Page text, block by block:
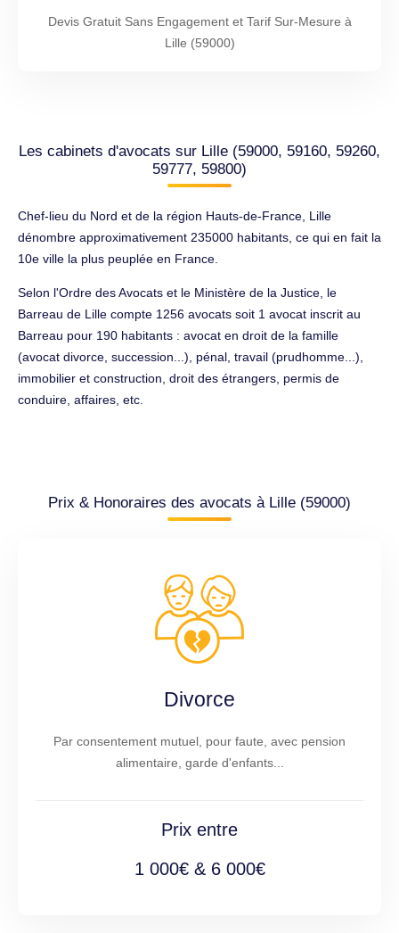
Devis Gratuit Sans Engagement et Tarif Sur-Mesure à
Lille (59000)
Les cabinets d'avocats sur Lille (59000, 59160, 59260,
59777, 59800)
Chef-lieu du Nord et de la région Hauts-de-France, Lille
dénombre approximativement 235000 habitants, ce qui en fait la
10e ville la plus peuplée en France.
Selon l'Ordre des Avocats et le Ministère de la Justice, le
Barreau de Lille compte 1256 avocats soit 1 avocat inscrit au
Barreau pour 190 habitants : avocat en droit de la famille
(avocat divorce, succession...), pénal, travail (prudhomme...),
immobilier et construction, droit des étrangers, permis de
conduire, affaires, etc.
Prix & Honoraires des avocats à Lille (59000)
Divorce
Par consentement mutuel, pour faute, avec pension
alimentaire, garde d'enfants...
Prix entre
1 000€ & 6 000€